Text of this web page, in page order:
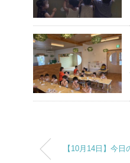
【10月14日】今日